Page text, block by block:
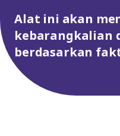
Alat ini akan
kebarangkalian
berdasarkan